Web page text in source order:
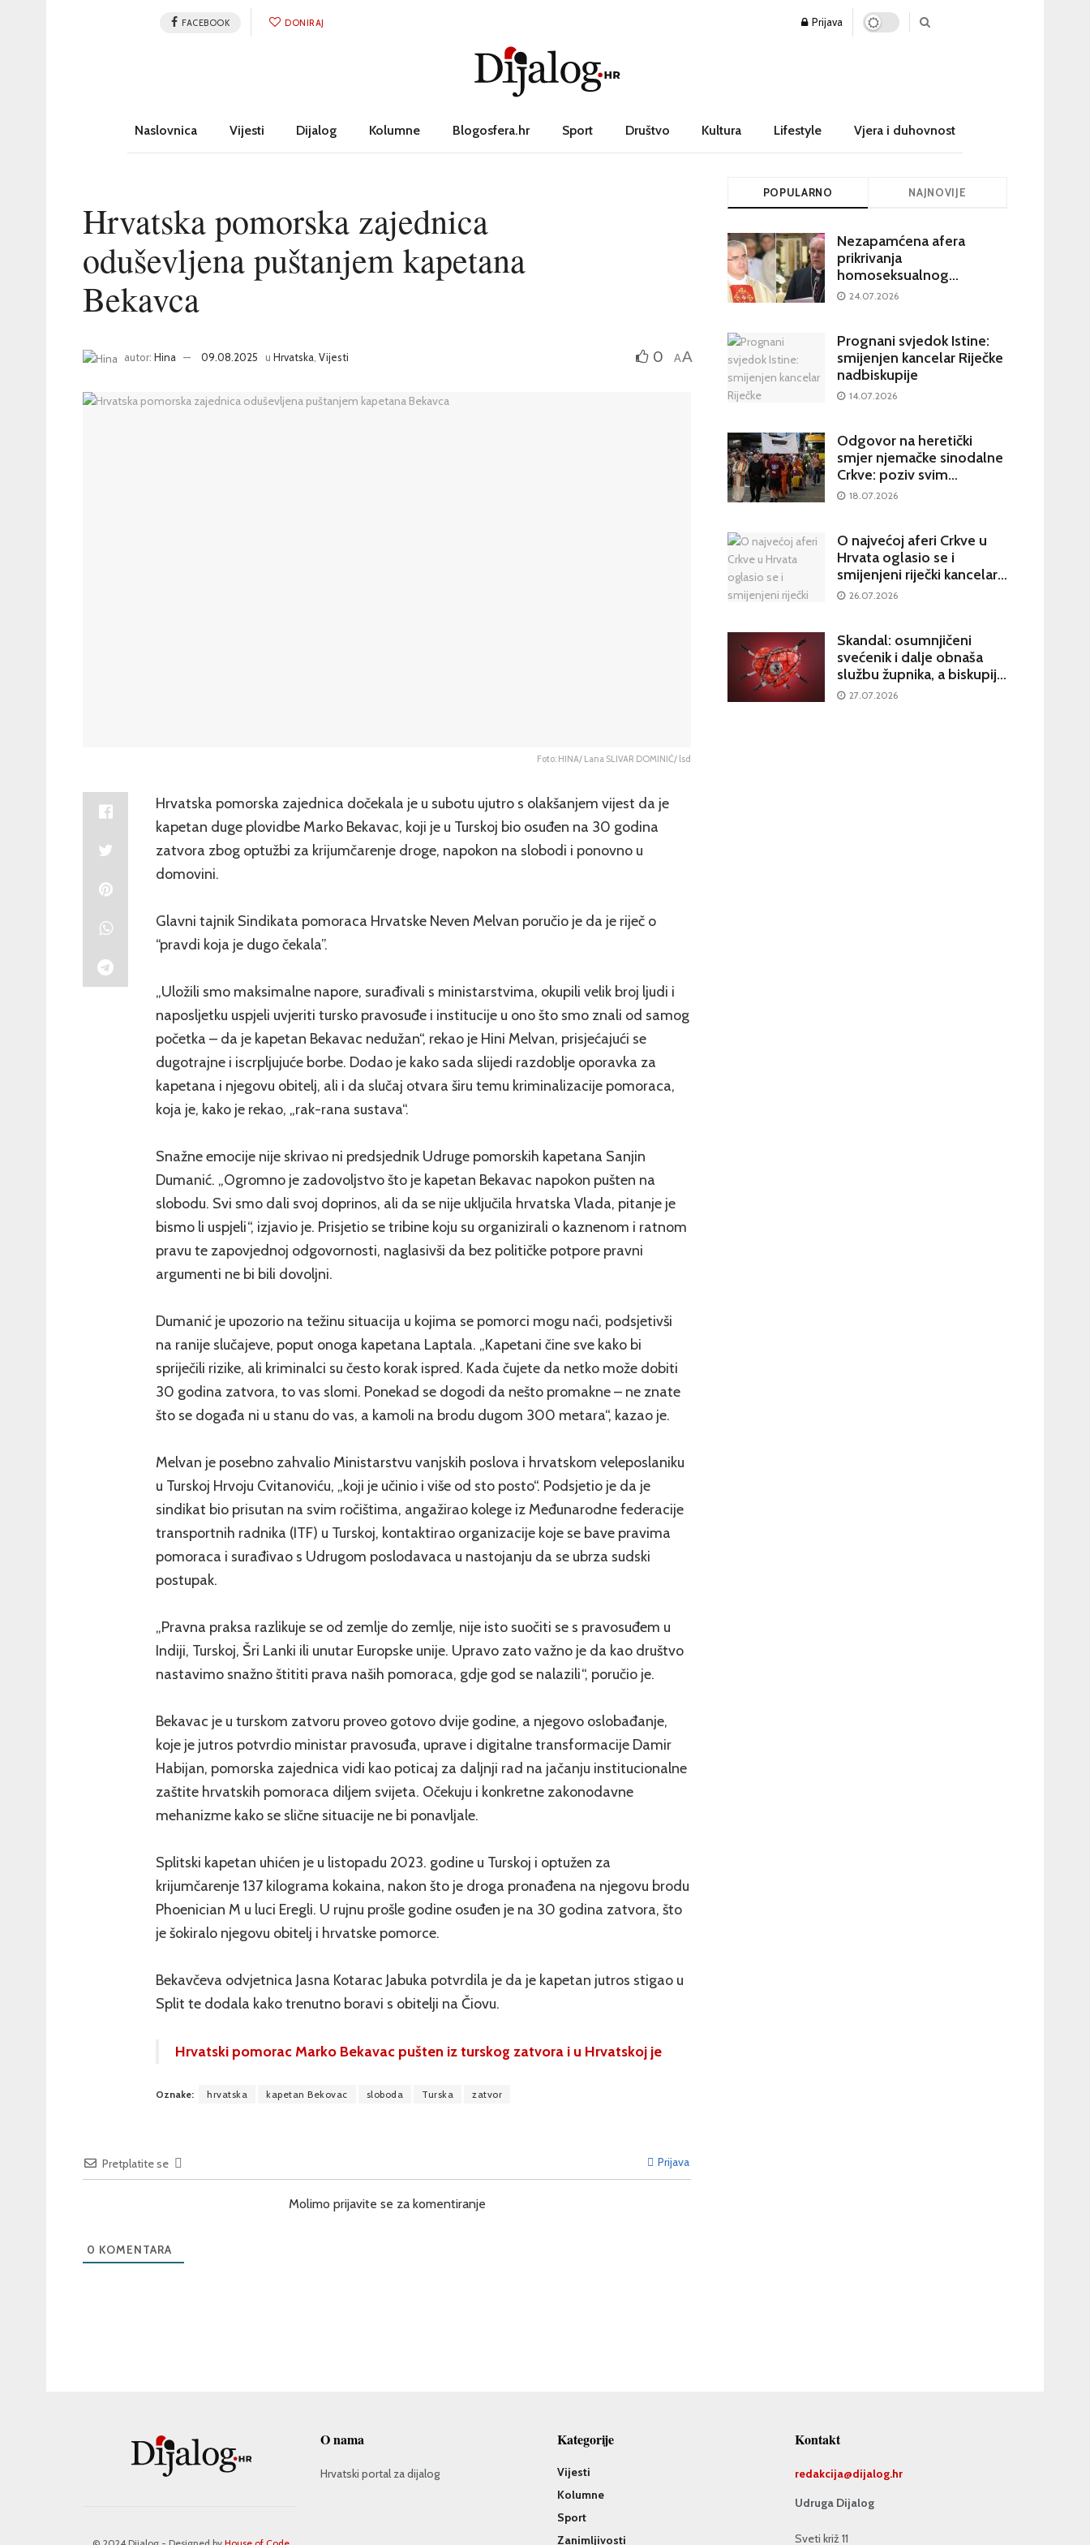
FACEBOOK DONIRAJ Prijava
Naslovnica Vijesti Dijalog Kolumne Blogosfera.hr Sport Društvo Kultura Lifestyle Vjera i duhovnost
Hrvatska pomorska zajednica
oduševljena puštanjem kapetana
Bekavca
autor: Hina 09.08.2025 u Hrvatska Vijesti 0 AA
Foto: HINA/ Lana SLIVAR DOMINIĆ/ lsd
Hrvatska pomorska zajednica dočekala je u subotu ujutro s olakšanjem vijest da je
kapetan duge plovidbe Marko Bekavac, koji je u Turskoj bio osuđen na 30 godina
zatvora zbog optužbi za krijumčarenje droge, napokon na slobodi i ponovno u
domovini.
Glavni tajnik Sindikata pomoraca Hrvatske Neven Melvan poručio je da je riječ o
“pravdi koja je dugo čekala”.
„Uložili smo maksimalne napore, surađivali s ministarstvima, okupili velik broj ljudi i
naposljetku uspjeli uvjeriti tursko pravosuđe i institucije u ono što smo znali od samog
početka – da je kapetan Bekavac nedužan“, rekao je Hini Melvan, prisjećajući se
dugotrajne i iscrpljujuće borbe. Dodao je kako sada slijedi razdoblje oporavka za
kapetana i njegovu obitelj, ali i da slučaj otvara širu temu kriminalizacije pomoraca,
koja je, kako je rekao, „rak-rana sustava“.
Snažne emocije nije skrivao ni predsjednik Udruge pomorskih kapetana Sanjin
Dumanić. „Ogromno je zadovoljstvo što je kapetan Bekavac napokon pušten na
slobodu. Svi smo dali svoj doprinos, ali da se nije uključila hrvatska Vlada, pitanje je
bismo li uspjeli“, izjavio je. Prisjetio se tribine koju su organizirali o kaznenom i ratnom
pravu te zapovjednoj odgovornosti, naglasivši da bez političke potpore pravni
argumenti ne bi bili dovoljni.
Dumanić je upozorio na težinu situacija u kojima se pomorci mogu naći, podsjetivši
na ranije slučajeve, poput onoga kapetana Laptala. „Kapetani čine sve kako bi
spriječili rizike, ali kriminalci su često korak ispred. Kada čujete da netko može dobiti
30 godina zatvora, to vas slomi. Ponekad se dogodi da nešto promakne – ne znate
što se događa ni u stanu do vas, a kamoli na brodu dugom 300 metara“, kazao je.
Melvan je posebno zahvalio Ministarstvu vanjskih poslova i hrvatskom veleposlaniku
u Turskoj Hrvoju Cvitanoviću, „koji je učinio i više od sto posto“. Podsjetio je da je
sindikat bio prisutan na svim ročištima, angažirao kolege iz Međunarodne federacije
transportnih radnika (ITF) u Turskoj, kontaktirao organizacije koje se bave pravima
pomoraca i surađivao s Udrugom poslodavaca u nastojanju da se ubrza sudski
postupak.
„Pravna praksa razlikuje se od zemlje do zemlje, nije isto suočiti se s pravosuđem u
Indiji, Turskoj, Šri Lanki ili unutar Europske unije. Upravo zato važno je da kao društvo
nastavimo snažno štititi prava naših pomoraca, gdje god se nalazili“, poručio je.
Bekavac je u turskom zatvoru proveo gotovo dvije godine, a njegovo oslobađanje,
koje je jutros potvrdio ministar pravosuđa, uprave i digitalne transformacije Damir
Habijan, pomorska zajednica vidi kao poticaj za daljnji rad na jačanju institucionalne
zaštite hrvatskih pomoraca diljem svijeta. Očekuju i konkretne zakonodavne
mehanizme kako se slične situacije ne bi ponavljale.
Splitski kapetan uhićen je u listopadu 2023. godine u Turskoj i optužen za
krijumčarenje 137 kilograma kokaina, nakon što je droga pronađena na njegovu brodu
Phoenician M u luci Eregli. U rujnu prošle godine osuđen je na 30 godina zatvora, što
je šokiralo njegovu obitelj i hrvatske pomorce.
Bekavčeva odvjetnica Jasna Kotarac Jabuka potvrdila je da je kapetan jutros stigao u
Split te dodala kako trenutno boravi s obitelji na Čiovu.
Hrvatski pomorac Marko Bekavac pušten iz turskog zatvora i u Hrvatskoj je
Oznake: hrvatska kapetan Bekovac sloboda Turska zatvor
Pretplatite se Prijava
Molimo prijavite se za komentiranje
0 KOMENTARA
POPULARNO NAJNOVIJE
Nezapamćena afera
prikrivanja
homoseksualnog
iskorištavanja maloljetnika
Hrvatsku
24.07.2026
Prognani svjedok Istine:
smijenjen kancelar Riječke
nadbiskupije
14.07.2026
Odgovor na heretički
smjer njemačke sinodalne
Crkve: poziv svim
katolicima na potpisivanje
18.07.2026
O najvećoj aferi Crkve u
Hrvata oglasio se i
smijenjeni riječki kancelar:
kultura šutnje stvara nove
26.07.2026
Skandal: osumnjičeni
svećenik i dalje obnaša
službu župnika, a biskupija
priopćila da je sve
27.07.2026
O nama
Hrvatski portal za dijalog
Kategorije
Vijesti
Kolumne
Sport
Zanimljivosti
Kontakt
redakcija@dijalog.hr
Udruga Dijalog
Sveti križ 11